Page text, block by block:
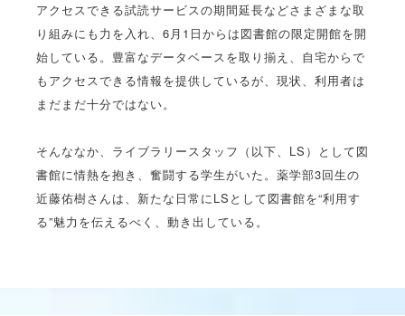
アクセスできる試読サービスの期間延長などさまざまな取
り組みにも力を入れ、6月1日からは図書館の限定開館を開
始している。豊富なデータベースを取り揃え、自宅からで
もアクセスできる情報を提供しているが、現状、利用者は
まだまだ十分ではない。
そんななか、ライブラリースタッフ（以下、LS）として図
書館に情熱を抱き、奮闘する学生がいた。薬学部3回生の
近藤佑樹さんは、新たな日常にLSとして図書館を“利用す
る”魅力を伝えるべく、動き出している。